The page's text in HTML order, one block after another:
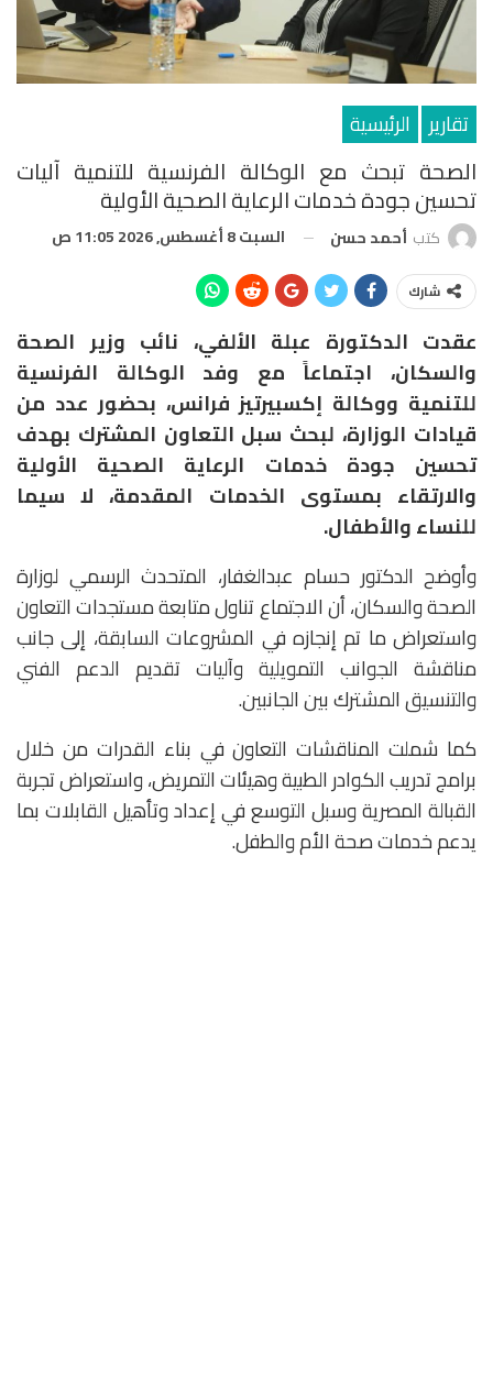
تقارير الرئيسية
الصحة تبحث مع الوكالة الفرنسية للتنمية آليات
تحسين جودة خدمات الرعاية الصحية الأولية
كتب أحمد حسن السبت 8 أغسطس, 2026 11:05 ص
شارك
عقدت الدكتورة عبلة الألفي، نائب وزير الصحة
والسكان، اجتماعاً مع وفد الوكالة الفرنسية
للتنمية ووكالة إكسبيرتيز فرانس، بحضور عدد من
قيادات الوزارة، لبحث سبل التعاون المشترك بهدف
تحسين جودة خدمات الرعاية الصحية الأولية
والارتقاء بمستوى الخدمات المقدمة، لا سيما
للنساء والأطفال.
وأوضح الدكتور حسام عبدالغفار، المتحدث الرسمي لوزارة
الصحة والسكان، أن الاجتماع تناول متابعة مستجدات التعاون
واستعراض ما تم إنجازه في المشروعات السابقة، إلى جانب
مناقشة الجوانب التمويلية وآليات تقديم الدعم الفني
والتنسيق المشترك بين الجانبين.
كما شملت المناقشات التعاون في بناء القدرات من خلال
برامج تدريب الكوادر الطبية وهيئات التمريض، واستعراض تجربة
القبالة المصرية وسبل التوسع في إعداد وتأهيل القابلات بما
يدعم خدمات صحة الأم والطفل.